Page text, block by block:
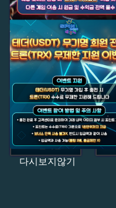
다시보지않기